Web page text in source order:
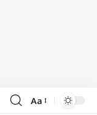
Font
Aa